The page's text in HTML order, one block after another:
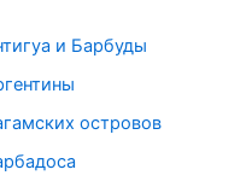
и Барбуды
островов